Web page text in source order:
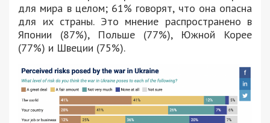
для мира в целом; 61% говорят, что она опасна
для их страны. Это мнение распространено в
Японии (87%), Польше (77%), Южной Корее
(77%) и Швеции (75%).